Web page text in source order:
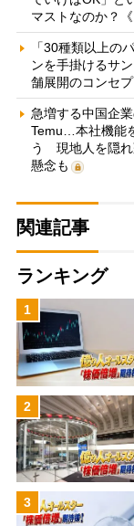
マストなのか？
「30種類以上の
ンを手掛けるサ
舗展開のコンセ
急増する中国企
Temu…本社機能
う 現地人を隠れ
懸念も
関連記事
ランキング
1
2
3